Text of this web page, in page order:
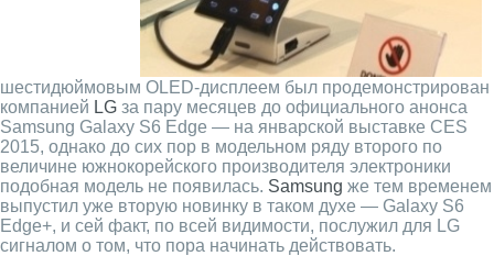
шестидюймовым OLED-дисплеем был продемонстрирован
компанией LG за пару месяцев до официального анонса
Samsung Galaxy S6 Edge — на январской выставке CES
2015, однако до сих пор в модельном ряду второго по
величине южнокорейского производителя электроники
подобная модель не появилась. Samsung же тем временем
выпустил уже вторую новинку в таком духе — Galaxy S6
Edge+, и сей факт, по всей видимости, послужил для LG
сигналом о том, что пора начинать действовать.